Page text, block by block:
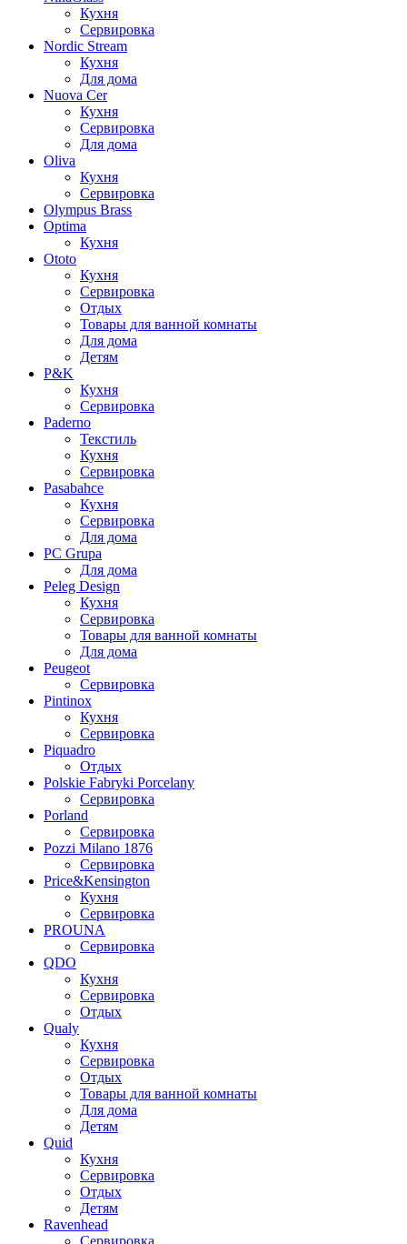
Кухня
Сервировка
Nordic Stream
Кухня
Для дома
Nuova Cer
Кухня
Сервировка
Для дома
Oliva
Кухня
Сервировка
Olympus Brass
Optima
Кухня
Ototo
Кухня
Сервировка
Отдых
Товары для ванной комнаты
Для дома
Детям
P&K
Кухня
Сервировка
Paderno
Текстиль
Кухня
Сервировка
Pasabahce
Кухня
Сервировка
Для дома
PC Grupa
Для дома
Peleg Design
Кухня
Сервировка
Товары для ванной комнаты
Для дома
Peugeot
Сервировка
Pintinox
Кухня
Сервировка
Piquadro
Отдых
Polskie Fabryki Porcelany
Сервировка
Porland
Сервировка
Pozzi Milano 1876
Сервировка
Price&Kensington
Кухня
Сервировка
PROUNA
Сервировка
QDO
Кухня
Сервировка
Отдых
Qualy
Кухня
Сервировка
Отдых
Товары для ванной комнаты
Для дома
Детям
Quid
Кухня
Сервировка
Отдых
Детям
Ravenhead